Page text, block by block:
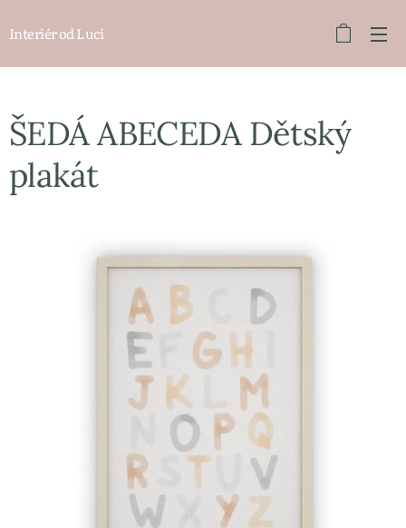
Interiér od Luci
ŠEDÁ ABECEDA Dětský
plakát